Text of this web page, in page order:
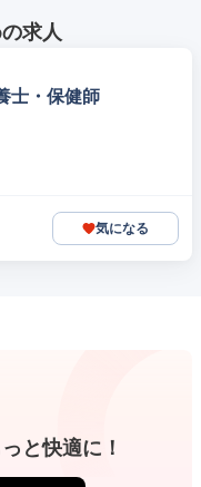
求人
士・保健師
気になる
と快適に！